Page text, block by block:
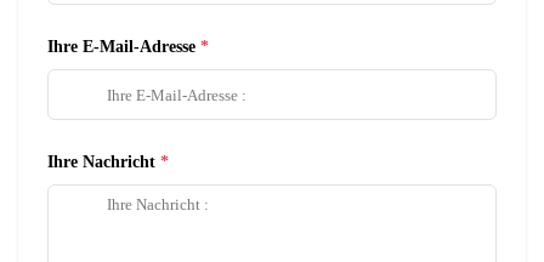
Ihre E-Mail-Adresse
Ihre Nachricht